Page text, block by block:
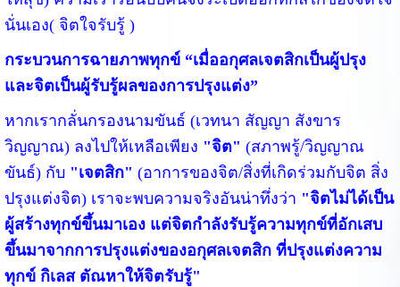
นั่นเอง( จิตใจรับรู้ )
กระบวนการฉายภาพทุกข์ “เมื่ออกุศลเจตสิกเป็นผู้ปรุง
และจิตเป็นผู้รับรู้ผลของการปรุงแต่ง”
หากเรากลั่นกรองนามขันธ์ (เวทนา สัญญา สังขาร
วิญญาณ) ลงไปให้เหลือเพียง "จิต" (สภาพรู้/วิญญาณ
ขันธ์) กับ "เจตสิก" (อาการของจิต/สิ่งที่เกิดร่วมกับจิต สิ่ง
ปรุงแต่งจิต) เราจะพบความจริงอันน่าทึ่งว่า "จิตไม่ได้เป็น
ผู้สร้างทุกข์ขึ้นมาเอง แต่จิตกำลังรับรู้ความทุกข์ที่อักเสบ
ขึ้นมาจากการปรุงแต่งของอกุศลเจตสิก ที่ปรุงแต่งความ
ทุกข์ กิเลส ตัณหาให้จิตรับรู้"